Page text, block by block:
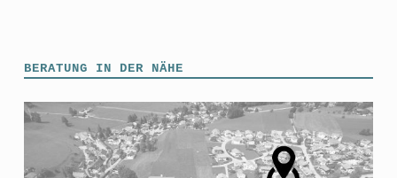
BERATUNG IN DER NÄHE